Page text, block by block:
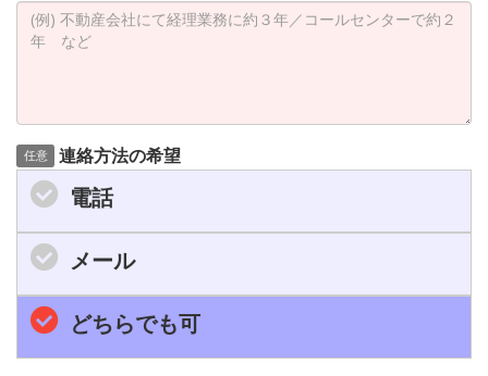
任意 連絡方法の希望
電話
メール
どちらでも可